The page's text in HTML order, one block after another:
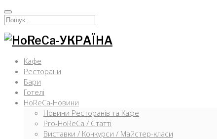
Перейти
кИскать:
Кафе
Ресторани
Бари
Готелі
HoReCa-Новини
Новини Ресторанів та Кафе
Pro-HoReCa / Статті
Виставки / Конкурси / Майстер-класи